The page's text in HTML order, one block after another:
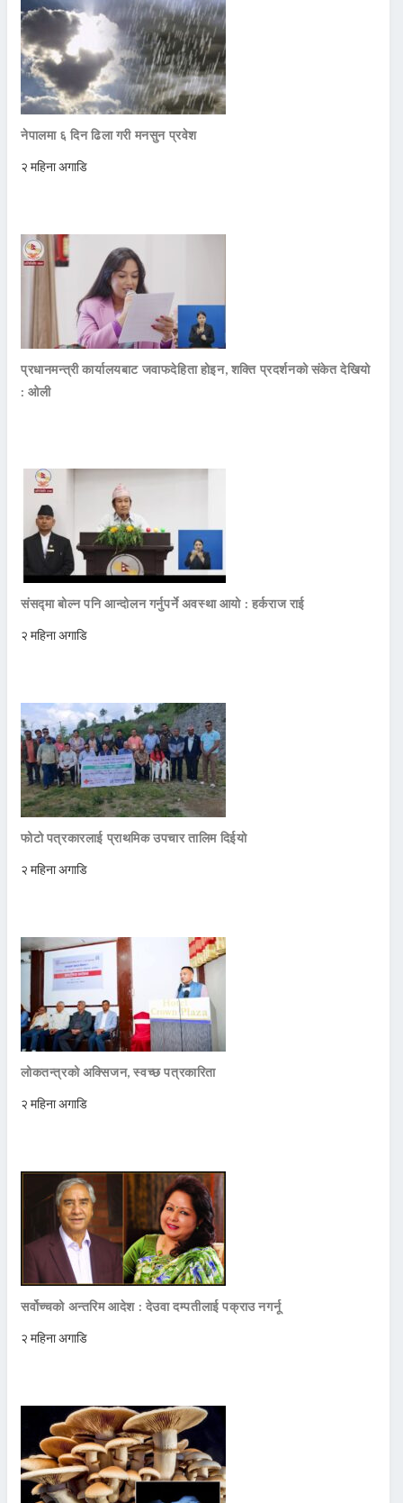
नेपालमा ६ दिन ढिला गरी मनसुन प्रवेश
२ महिना अगाडि
प्रधानमन्त्री कार्यालयबाट जवाफदेहिता होइन, शक्ति प्रदर्शनको संकेत देखियो
: ओली
संसद्मा बोल्न पनि आन्दोलन गर्नुपर्ने अवस्था आयो : हर्कराज राई
२ महिना अगाडि
फोटो पत्रकारलाई प्राथमिक उपचार तालिम दिईयो
२ महिना अगाडि
लोकतन्त्रको अक्सिजन, स्वच्छ पत्रकारिता
२ महिना अगाडि
सर्वोच्चको अन्तरिम आदेश : देउवा दम्पतीलाई पक्राउ नगर्नू
२ महिना अगाडि